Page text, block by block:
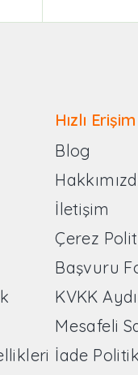
Hızlı Erişim
Blog
İletişim
Çerez
Başvuru
KVKK
Mesafeli
İade